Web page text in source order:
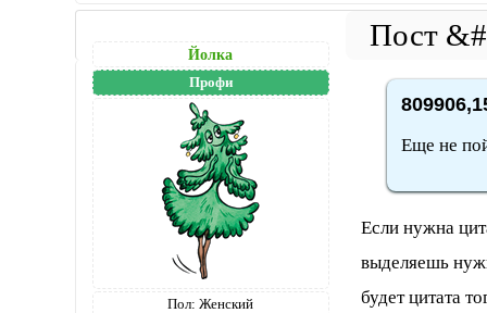
Йолка
Профи
Пол: Женский
Еще не
Если нужна
выделяешь
будет цитата